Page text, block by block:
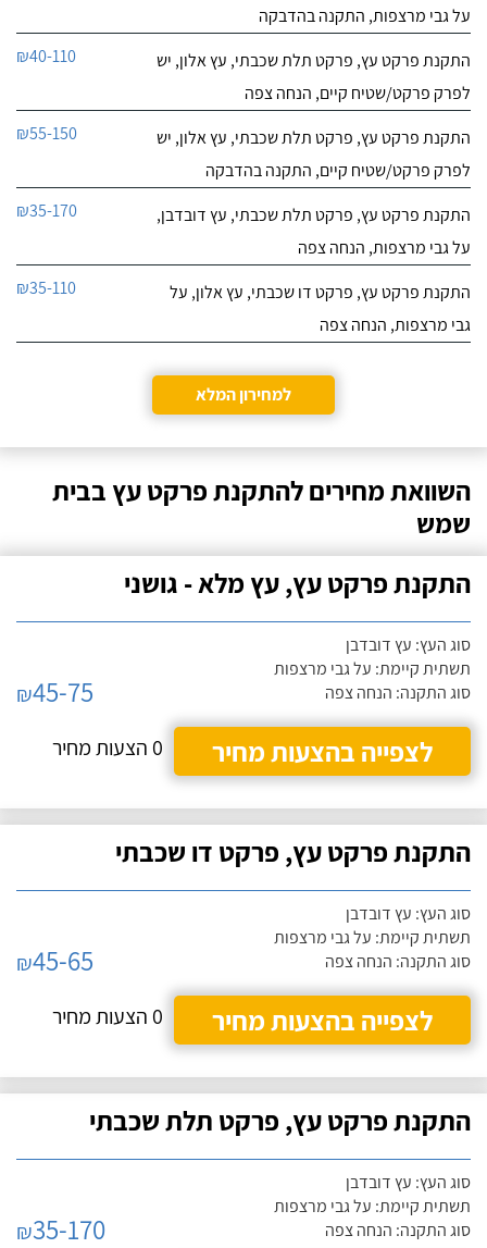
על גבי מרצפות, התקנה בהדבקה
התקנת פרקט עץ, פרקט תלת שכבתי, עץ אלון, יש
לפרק פרקט/שטיח קיים, הנחה צפה
₪40-110
התקנת פרקט עץ, פרקט תלת שכבתי, עץ אלון, יש
לפרק פרקט/שטיח קיים, התקנה בהדבקה
₪55-150
התקנת פרקט עץ, פרקט תלת שכבתי, עץ דובדבן,
על גבי מרצפות, הנחה צפה
₪35-170
התקנת פרקט עץ, פרקט דו שכבתי, עץ אלון, על
גבי מרצפות, הנחה צפה
₪35-110
למחירון המלא
השוואת מחירים להתקנת פרקט עץ בבית
שמש
התקנת פרקט עץ, עץ מלא - גושני
סוג העץ: עץ דובדבן
תשתית קיימת: על גבי מרצפות
סוג התקנה: הנחה צפה
₪45-75
לצפייה בהצעות מחיר
0 הצעות מחיר
התקנת פרקט עץ, פרקט דו שכבתי
סוג העץ: עץ דובדבן
תשתית קיימת: על גבי מרצפות
סוג התקנה: הנחה צפה
₪45-65
לצפייה בהצעות מחיר
0 הצעות מחיר
התקנת פרקט עץ, פרקט תלת שכבתי
סוג העץ: עץ דובדבן
תשתית קיימת: על גבי מרצפות
סוג התקנה: הנחה צפה
₪35-170